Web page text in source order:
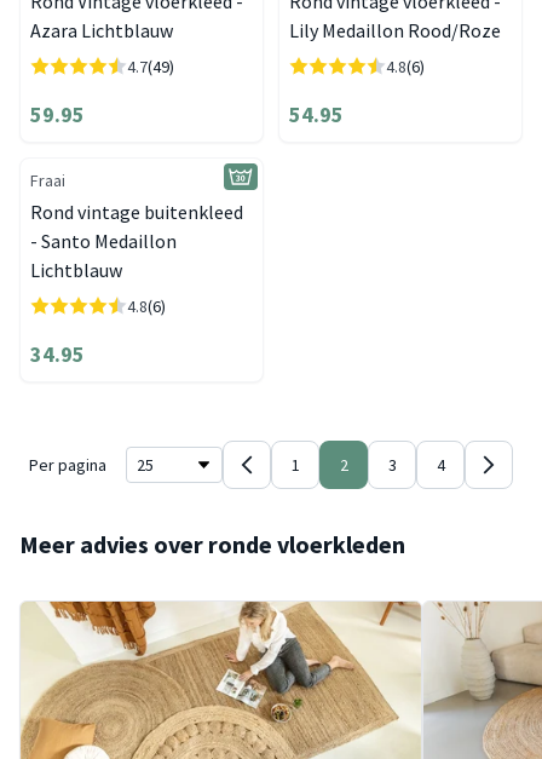
Azara Lichtblauw
4.7(49)
59.95
Lily Medaillon Rood/Roze
4.8(6)
54.95
Fraai
Rond vintage buitenkleed
- Santo Medaillon
Lichtblauw
4.8(6)
34.95
Per pagina 1 2 3 4
Meer advies over ronde vloerkleden